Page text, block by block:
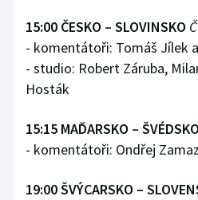
15:00 ČESKO – SLOVINSKO
- komentátoři: Tomáš Jílek
- studio: Robert Záruba,
Hosták
15:15 MAĎARSKO – ŠVÉDSKO
- komentátoři: Ondřej
19:00 ŠVÝCARSKO –